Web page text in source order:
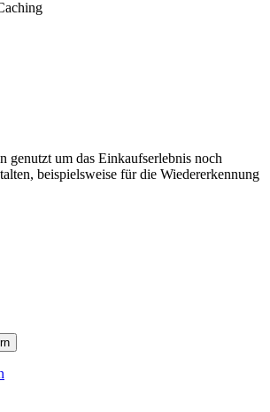
genutzt um das Einkaufserlebnis noch
beispielsweise für die Wiedererkennung